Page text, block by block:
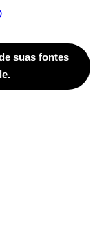
suas fontes